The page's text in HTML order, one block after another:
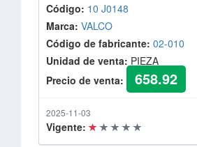
Código: 10 J0148
Marca: VALCO
Código de fabricante: 02-010
Unidad de venta: PIEZA
Precio de venta:
658.92
2025-11-03
Vigente: